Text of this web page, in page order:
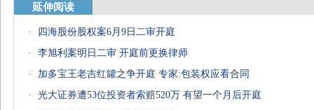
延伸阅读
·
四海股份股权案6月9日二审开庭
·
李旭利案明日二审 开庭前更换律师
·
加多宝王老吉红罐之争开庭 专家:包装权应看合同
·
光大证券遭53位投资者索赔520万 有望一个月后开庭